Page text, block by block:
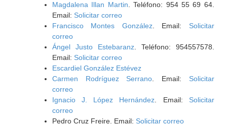
Magdalena Illan Martin . Teléfono: 954 55 69 64.
Email: Solicitar correo
Francisco Montes González. Email: Solicitar
correo
Ángel Justo Estebaranz. Teléfono: 954557578.
Email: Solicitar correo
Escardiel González Estévez
Carmen Rodríguez Serrano . Email: Solicitar
correo
Ignacio J. López Hernández . Email: Solicitar
correo
Pedro Cruz Freire. Email: Solicitar correo